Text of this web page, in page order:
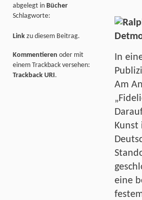
In
Am
Kunst
eine
abgelegt in Bücher
Schlagworte:
Link zu diesem Beitrag.
Kommentieren oder mit
einem Trackback versehen:
Trackback URI.